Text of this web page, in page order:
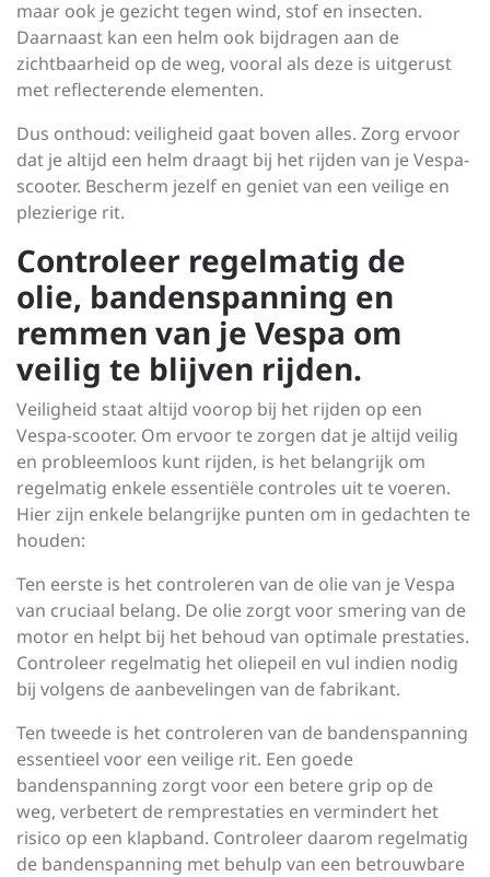
maar ook je gezicht tegen wind, stof en insecten.
Daarnaast kan een helm ook bijdragen aan de
zichtbaarheid op de weg, vooral als deze is uitgerust
met reflecterende elementen.
Dus onthoud: veiligheid gaat boven alles. Zorg ervoor
dat je altijd een helm draagt bij het rijden van je Vespa-
scooter. Bescherm jezelf en geniet van een veilige en
plezierige rit.
Controleer regelmatig de
olie, bandenspanning en
remmen van je Vespa om
veilig te blijven rijden.
Veiligheid staat altijd voorop bij het rijden op een
Vespa-scooter. Om ervoor te zorgen dat je altijd veilig
en probleemloos kunt rijden, is het belangrijk om
regelmatig enkele essentiële controles uit te voeren.
Hier zijn enkele belangrijke punten om in gedachten te
houden:
Ten eerste is het controleren van de olie van je Vespa
van cruciaal belang. De olie zorgt voor smering van de
motor en helpt bij het behoud van optimale prestaties.
Controleer regelmatig het oliepeil en vul indien nodig
bij volgens de aanbevelingen van de fabrikant.
Ten tweede is het controleren van de bandenspanning
essentieel voor een veilige rit. Een goede
bandenspanning zorgt voor een betere grip op de
weg, verbetert de remprestaties en vermindert het
risico op een klapband. Controleer daarom regelmatig
de bandenspanning met behulp van een betrouwbare